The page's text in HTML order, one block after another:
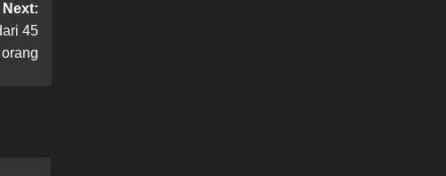
Next:
45
orang